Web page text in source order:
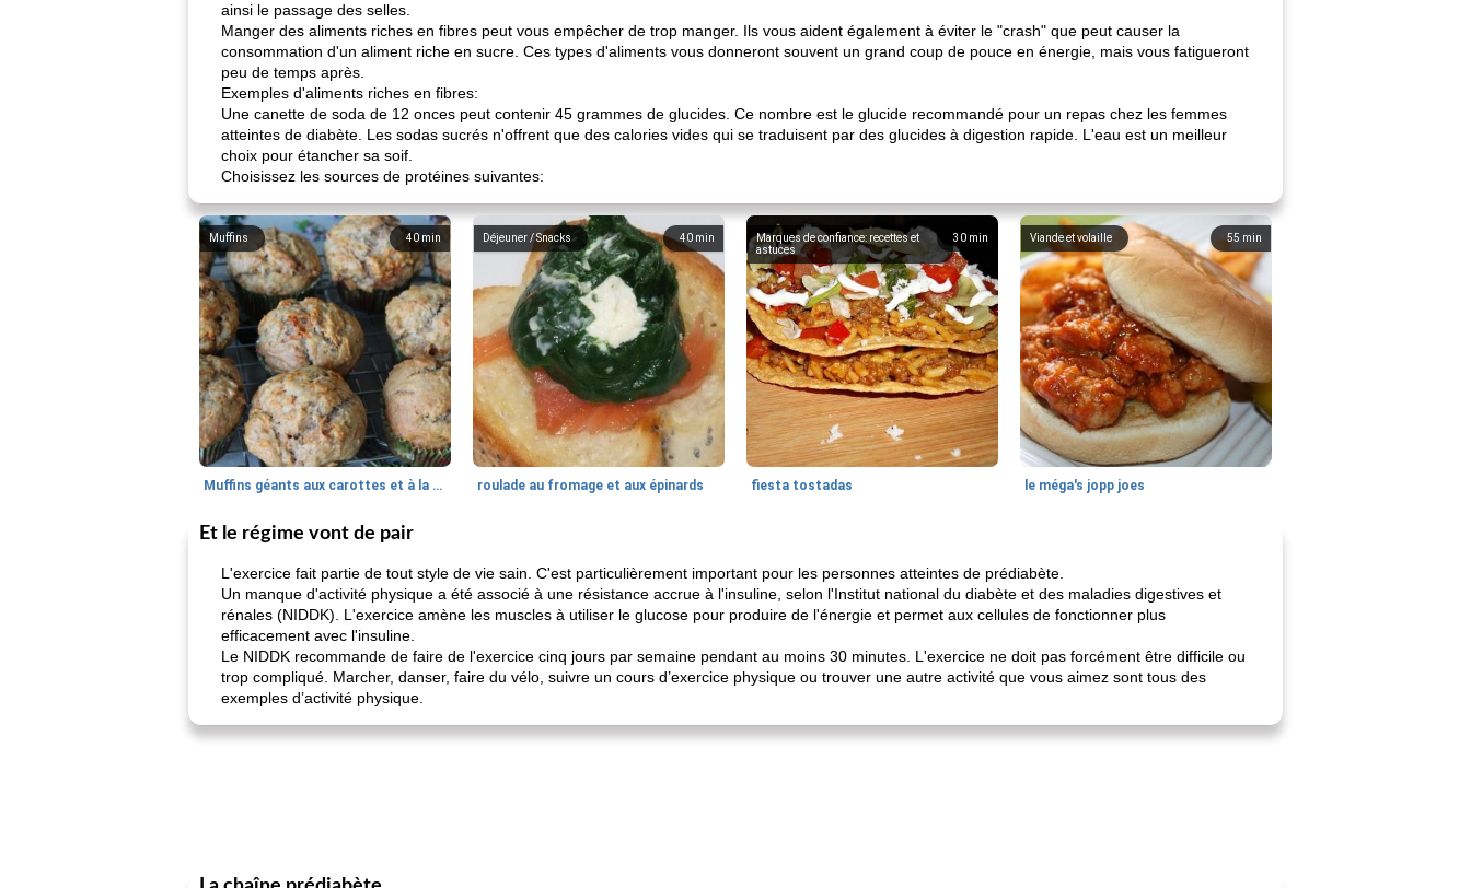
ainsi le passage des selles.
Manger des aliments riches en fibres peut vous empêcher de trop manger. Ils vous aident également à éviter le "crash" que peut causer la
consommation d'un aliment riche en sucre. Ces types d'aliments vous donneront souvent un grand coup de pouce en énergie, mais vous fatigueront
peu de temps après.
Exemples d'aliments riches en fibres:
Une canette de soda de 12 onces peut contenir 45 grammes de glucides. Ce nombre est le glucide recommandé pour un repas chez les femmes
atteintes de diabète. Les sodas sucrés n'offrent que des calories vides qui se traduisent par des glucides à digestion rapide. L'eau est un meilleur
choix pour étancher sa soif.
Choisissez les sources de protéines suivantes:
40 min
Muffins
Muffins géants aux carottes et à la banane de Nif
40 min
Déjeuner / Snacks
roulade au fromage et aux épinards
30 min
Marques de confiance: recettes et
astuces
fiesta tostadas
55 min
Viande et volaille
le méga's jopp joes
Et le régime vont de pair
L'exercice fait partie de tout style de vie sain. C'est particulièrement important pour les personnes atteintes de prédiabète.
Un manque d'activité physique a été associé à une résistance accrue à l'insuline, selon l'Institut national du diabète et des maladies digestives et
rénales (NIDDK). L'exercice amène les muscles à utiliser le glucose pour produire de l'énergie et permet aux cellules de fonctionner plus
efficacement avec l'insuline.
Le NIDDK recommande de faire de l'exercice cinq jours par semaine pendant au moins 30 minutes. L'exercice ne doit pas forcément être difficile ou
trop compliqué. Marcher, danser, faire du vélo, suivre un cours d’exercice physique ou trouver une autre activité que vous aimez sont tous des
exemples d’activité physique.